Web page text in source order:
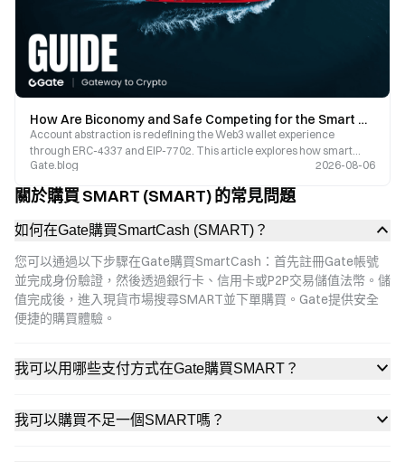
How Are Biconomy and Safe Competing for the Smart Wallet Gateway? A Comprehensive Overview of the Account Abstraction (AA) Ecosystem
Account abstraction is redefining the Web3 wallet experience
through ERC-4337 and EIP-7702. This article explores how smart
accounts eliminate the need for seed phrases and lower gas barriers,
while also analyzing the value proposition of infrastructure projects
like Biconomy and Safe.
Gate.blog 2026-08-06
關於購買 SMART (SMART) 的常見問題
如何在Gate購買SmartCash (SMART)？
您可以通過以下步驟在Gate購買SmartCash：首先註冊Gate帳號
並完成身份驗證，然後透過銀行卡、信用卡或P2P交易儲值法幣。儲
值完成後，進入現貨市場搜尋SMART並下單購買。Gate提供安全
便捷的購買體驗。
我可以用哪些支付方式在Gate購買SMART？
我可以購買不足一個SMART嗎？